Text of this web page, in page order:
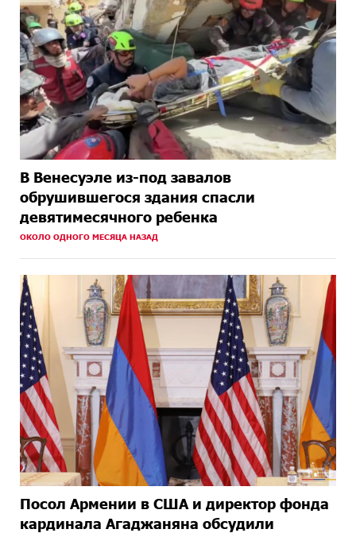
В Венесуэле из-под завалов
обрушившегося здания спасли
девятимесячного ребенка
ОКОЛО ОДНОГО МЕСЯЦА НАЗАД
Посол Армении в США и директор фонда
кардинала Агаджаняна обсудили